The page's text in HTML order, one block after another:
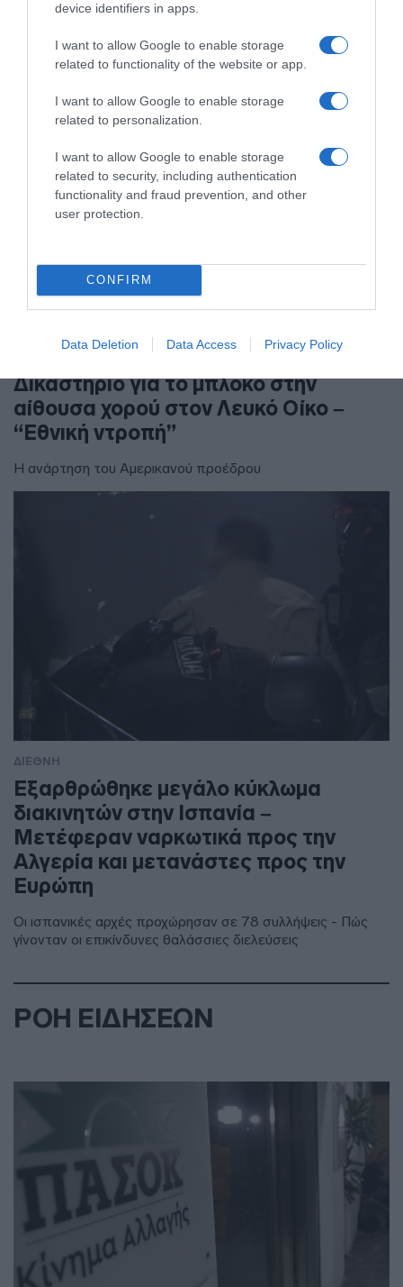
device identifiers in apps.
I want to allow Google to enable storage
related to functionality of the website or app.
I want to allow Google to enable storage
related to personalization.
I want to allow Google to enable storage
related to security, including authentication
functionality and fraud prevention, and other
user protection.
CONFIRM
Data Deletion Data Access Privacy Policy
Χάντερ
Τραμπ: Προσφεύγει στο Ανώτατο
Δικαστήριο για το μπλόκο στην
αίθουσα χορού στον Λευκό Οίκο –
“Εθνική ντροπή”
Η ανάρτηση του Αμερικανού προέδρου
ΔΙΕΘΝΗ
Εξαρθρώθηκε μεγάλο κύκλωμα
διακινητών στην Ισπανία –
Μετέφεραν ναρκωτικά προς την
Αλγερία και μετανάστες προς την
Ευρώπη
Οι ισπανικές αρχές προχώρησαν σε 78 συλλήψεις - Πώς
γίνονταν οι επικίνδυνες θαλάσσιες διελεύσεις
ΡΟΗ ΕΙΔΗΣΕΩΝ